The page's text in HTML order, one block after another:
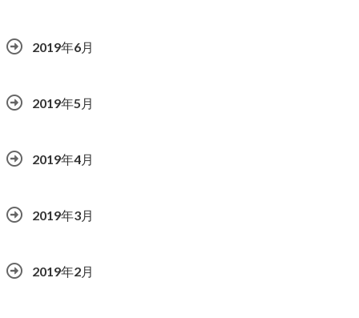
2019年6月
2019年5月
2019年4月
2019年3月
2019年2月